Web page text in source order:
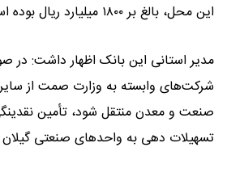
این محل، بالغ بر ۱۸۰۰ میلیارد ریال بوده است.
مدیر استانی این بانک اظهار داشت: در
شرکت‌های وابسته به وزارت صمت از
صنعت و معدن منتقل شود، تأمین
تسهیلات دهی به واحدهای صنعتی